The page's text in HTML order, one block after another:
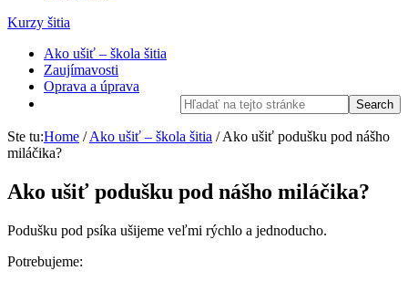
Kurzy šitia
Ako ušiť – škola šitia
Zaujímavosti
Oprava a úprava
Ste tu:Home / Ako ušiť – škola šitia /Ako ušiť podušku pod nášho
miláčika?
Ako ušiť podušku pod nášho miláčika?
Podušku pod psíka ušijeme veľmi rýchlo a jednoducho.
Potrebujeme: